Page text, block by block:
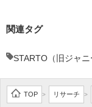
関連タグ
STARTO（旧ジャニ
TOP > リサーチ >